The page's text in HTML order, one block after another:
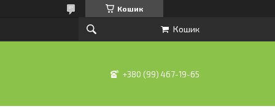
Кошик
Кошик
+380 (99) 467-19-65